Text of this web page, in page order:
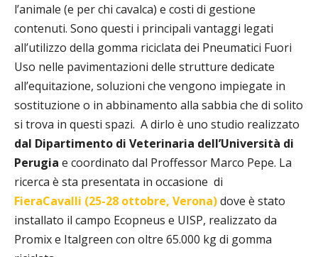
l’animale (e per chi cavalca) e costi di gestione
contenuti. Sono questi i principali vantaggi legati
all’utilizzo della gomma riciclata dei Pneumatici Fuori
Uso nelle pavimentazioni delle strutture dedicate
all’equitazione, soluzioni che vengono impiegate in
sostituzione o in abbinamento alla sabbia che di solito
si trova in questi spazi. A dirlo è uno studio realizzato
dal Dipartimento di Veterinaria dell’Università di
Perugia e coordinato dal Proffessor Marco Pepe. La
ricerca è sta presentata in occasione di
FieraCavalli (25-28 ottobre, Verona)dove è stato
installato il campo Ecopneus e UISP, realizzato da
Promix e Italgreen con oltre 65.000 kg di gomma